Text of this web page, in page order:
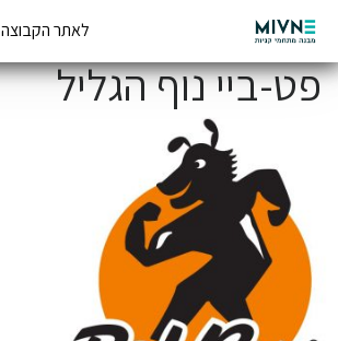
לאתר הקבוצהSearch
המתחמים שלנו
פט-ביי נוף הגליל